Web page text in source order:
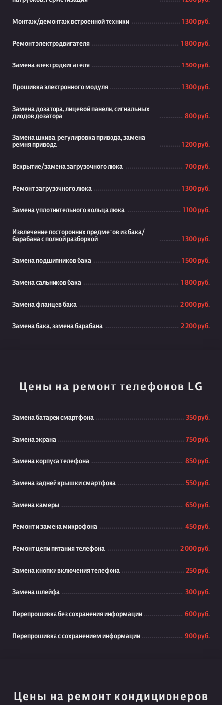
Монтаж/демонтаж встроенной техники 1 300 руб.
Ремонт электродвигателя 1 800 руб.
Замена электродвигателя 1 500 руб.
Прошивка электронного модуля 1 300 руб.
Замена дозатора, лицевой панели, сигнальных
диодов дозатора
800 руб.
Замена шкива, регулировка привода, замена
ремня привода
1 200 руб.
Вскрытие/замена загрузочного люка 700 руб.
Ремонт загрузочного люка 1 300 руб.
Замена уплотнительного кольца люка 1 100 руб.
Извлечение посторонних предметов из бака/
барабана с полной разборкой
1 300 руб.
Замена подшипников бака 1 500 руб.
Замена сальников бака 1 800 руб.
Замена фланцев бака 2 000 руб.
Замена бака, замена барабана 2 200 руб.
Цены на ремонт телефонов LG
Замена батареи смартфона 350 руб.
Замена экрана 750 руб.
Замена корпуса телефона 850 руб.
Замена задней крышки смартфона 550 руб.
Замена камеры 650 руб.
Ремонт и замена микрофона 450 руб.
Ремонт цепи питания телефона 2 000 руб.
Замена кнопки включения телефона 250 руб.
Замена шлейфа 300 руб.
Перепрошивка без сохранения информации 600 руб.
Перепрошивка с сохранением информации 900 руб.
Цены на ремонт кондиционеров